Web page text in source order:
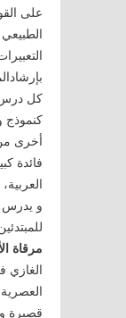
على
كل
كنموذج
أخرى
فائدة
و يدرس
مرقاة
الغازي
قصيرة